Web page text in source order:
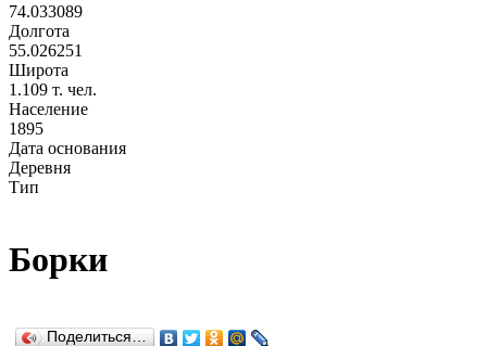
74.033089
Долгота
55.026251
Широта
1.109 т. чел.
Население
1895
Дата основания
Деревня
Тип
Борки
Поделиться…